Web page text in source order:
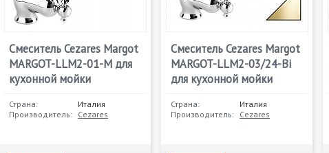
Смеситель Cezares Margot
MARGOT-LLM2-01-M для
кухонной мойки
Страна:
Италия
Производитель: Cezares
Смеситель Cezares Margot
MARGOT-LLM2-03/24-Bi
для кухонной мойки
Страна:
Италия
Производитель: Cezares